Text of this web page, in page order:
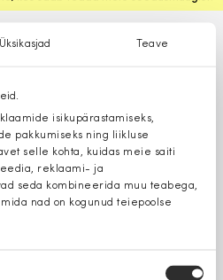
Üksikasjad Teave
isikupärastamiseks,
pakkumiseks ning liikluse
selle kohta, kuidas meie saiti
reklaami- ja
seda kombineerida muu teabega,
nad on kogunud teiepoolse